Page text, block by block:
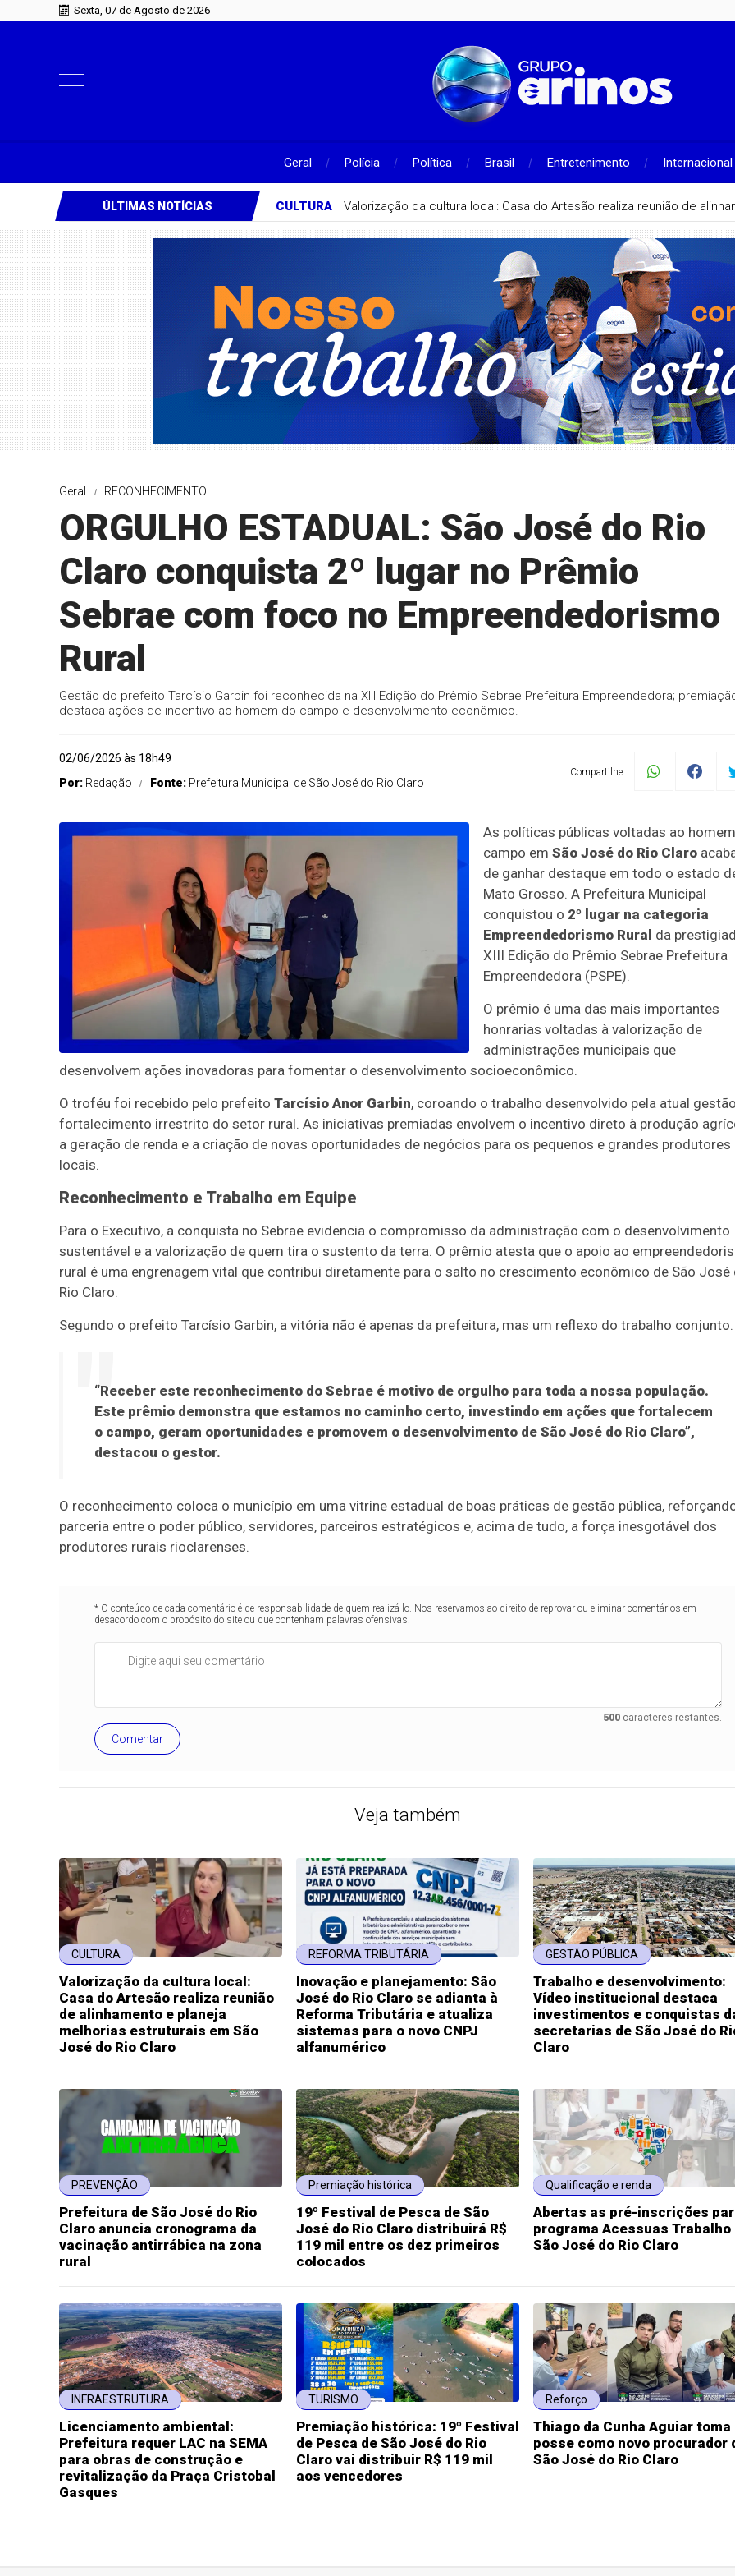
Sexta, 07 de Agosto de 2026
Geral Polícia Política Brasil Entretenimento Internacional
ÚLTIMAS NOTÍCIAS CULTURA Valorização da cultura local: Casa do Artesão realiza reunião de
Geral RECONHECIMENTO
ORGULHO ESTADUAL: São José do Rio
Claro conquista 2º lugar no Prêmio
Sebrae com foco no Empreendedorismo
Rural
Gestão do prefeito Tarcísio Garbin foi reconhecida na XIII Edição do Prêmio Sebrae Prefeitura Empreendedora;
destaca ações de incentivo ao homem do campo e desenvolvimento econômico.
02/06/2026 às 18h49
Por: Redação Fonte: Prefeitura Municipal de São José do Rio Claro
Compartilhe:
As políticas públicas voltadas ao
campo em São José do Rio Claro
de ganhar destaque em todo o estado
Mato Grosso. A Prefeitura Municipal
conquistou o 2º lugar na categoria
Empreendedorismo Rural da
XIII Edição do Prêmio Sebrae Prefeitura
Empreendedora (PSPE).
O prêmio é uma das mais importantes
honrarias voltadas à valorização de
administrações municipais que
desenvolvem ações inovadoras para fomentar o desenvolvimento socioeconômico.
O troféu foi recebido pelo prefeito Tarcísio Anor Garbin, coroando o trabalho desenvolvido pela atual
fortalecimento irrestrito do setor rural. As iniciativas premiadas envolvem o incentivo direto à produção
a geração de renda e a criação de novas oportunidades de negócios para os pequenos e grandes produtores
locais.
Reconhecimento e Trabalho em Equipe
Para o Executivo, a conquista no Sebrae evidencia o compromisso da administração com o desenvolvimento
sustentável e a valorização de quem tira o sustento da terra. O prêmio atesta que o apoio ao
rural é uma engrenagem vital que contribui diretamente para o salto no crescimento econômico de São José
Rio Claro.
Segundo o prefeito Tarcísio Garbin, a vitória não é apenas da prefeitura, mas um reflexo do trabalho conjunto.
“Receber este reconhecimento do Sebrae é motivo de orgulho para toda a nossa população.
Este prêmio demonstra que estamos no caminho certo, investindo em ações que fortalecem
o campo, geram oportunidades e promovem o desenvolvimento de São José do Rio Claro”,
destacou o gestor.
O reconhecimento coloca o município em uma vitrine estadual de boas práticas de gestão pública,
parceria entre o poder público, servidores, parceiros estratégicos e, acima de tudo, a força inesgotável dos
produtores rurais rioclarenses.
* O conteúdo de cada comentário é de responsabilidade de quem realizá-lo. Nos reservamos ao direito de reprovar ou eliminar comentários em
desacordo com o propósito do site ou que contenham palavras ofensivas.
500caracteres restantes.
Comentar
Veja também
CULTURA
Valorização da cultura local:
Casa do Artesão realiza reunião
de alinhamento e planeja
melhorias estruturais em São
José do Rio Claro
REFORMA TRIBUTÁRIA
Inovação e planejamento: São
José do Rio Claro se adianta à
Reforma Tributária e atualiza
sistemas para o novo CNPJ
alfanumérico
GESTÃO PÚBLICA
Trabalho e desenvolvimento:
Vídeo institucional destaca
investimentos e conquistas
secretarias de São José do
Claro
PREVENÇÃO
Prefeitura de São José do Rio
Claro anuncia cronograma da
vacinação antirrábica na zona
rural
Premiação histórica
19º Festival de Pesca de São
José do Rio Claro distribuirá R$
119 mil entre os dez primeiros
colocados
Qualificação e renda
Abertas as pré-inscrições
programa Acessuas Trabalho
São José do Rio Claro
INFRAESTRUTURA
Licenciamento ambiental:
Prefeitura requer LAC na SEMA
para obras de construção e
revitalização da Praça Cristobal
Gasques
TURISMO
Premiação histórica: 19º Festival
de Pesca de São José do Rio
Claro vai distribuir R$ 119 mil
aos vencedores
Reforço
Thiago da Cunha Aguiar toma
posse como novo procurador
São José do Rio Claro